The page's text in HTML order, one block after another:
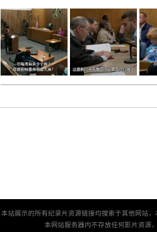
本站展示的所有纪录片资源链接均搜索于其他网站
本网站服务器内不存放任何影片资源